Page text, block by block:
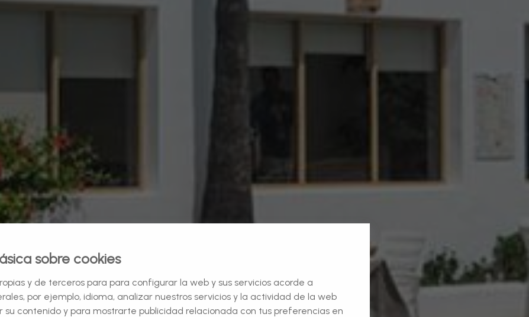
sobre cookies
y de terceros para para configurar la web y sus servicios acorde a
por ejemplo, idioma, analizar nuestros servicios y la actividad de la web
su contenido y para mostrarte publicidad relacionada con tus preferencias en